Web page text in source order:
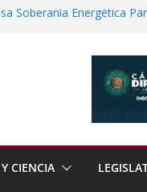
Soberanía Energética
Seguridad Física en
Fracking Para
CIENCIA